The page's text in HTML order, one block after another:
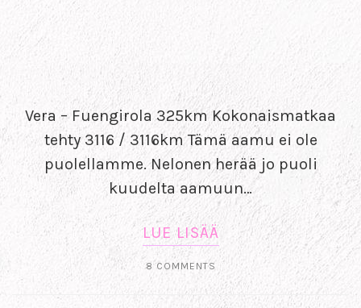
Vera – Fuengirola 325km Kokonaismatkaa
tehty 3116 / 3116km Tämä aamu ei ole
puolellamme. Nelonen herää jo puoli
kuudelta aamuun…
LUE LISÄÄ
8 COMMENTS